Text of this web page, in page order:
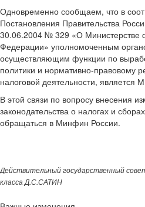
Одновременно сообщаем, что в
Постановления Правительства
30.06.2004 № 329 «О Министерстве
Федерации» уполномоченным
осуществляющим функции по
политики и нормативно-правовому
налоговой деятельности, является
В этой связи по вопросу внесения
законодательства о налогах и
обращаться в Минфин России.
Действительный государственный
класса Д.С.САТИН